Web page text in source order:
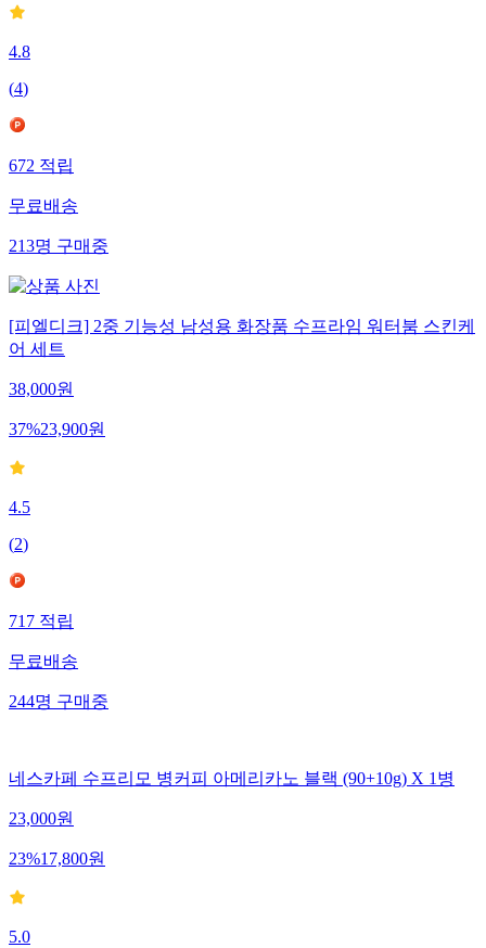
4.8
(4)
672 적립
무료배송
213명 구매중
[피엘디크] 2중 기능성 남성용 화장품 수프라임 워터붐 스킨케
어 세트
38,000원
37%23,900원
4.5
(2)
717 적립
무료배송
244명 구매중
네스카페 수프리모 병커피 아메리카노 블랙 (90+10g) X 1병
23,000원
23%17,800원
5.0